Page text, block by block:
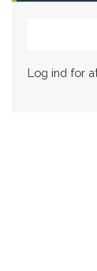
Log ind for